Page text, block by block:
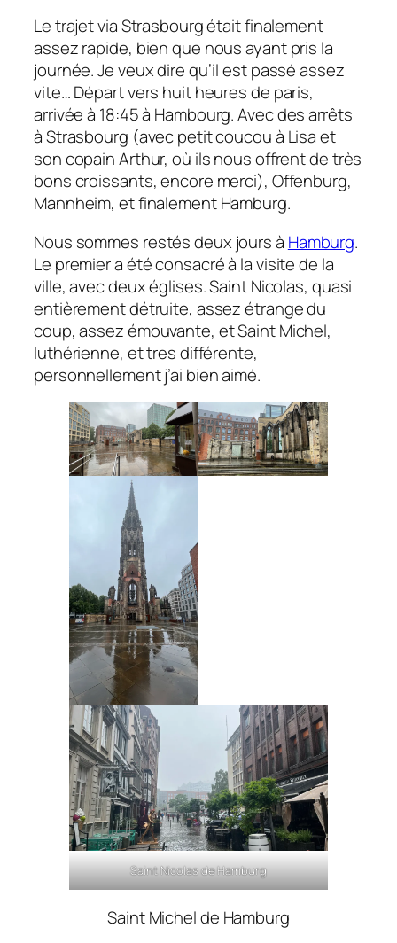
Le trajet via Strasbourg était finalement
assez rapide, bien que nous ayant pris la
journée. Je veux dire qu’il est passé assez
vite… Départ vers huit heures de paris,
arrivée à 18:45 à Hambourg. Avec des arrêts
à Strasbourg (avec petit coucou à Lisa et
son copain Arthur, où ils nous offrent de très
bons croissants, encore merci), Offenburg,
Mannheim, et finalement Hamburg.
Nous sommes restés deux jours à Hamburg.
Le premier a été consacré à la visite de la
ville, avec deux églises. Saint Nicolas, quasi
entièrement détruite, assez étrange du
coup, assez émouvante, et Saint Michel,
luthérienne, et tres différente,
personnellement j’ai bien aimé.
Saint Nicolas de Hamburg
Saint Michel de Hamburg